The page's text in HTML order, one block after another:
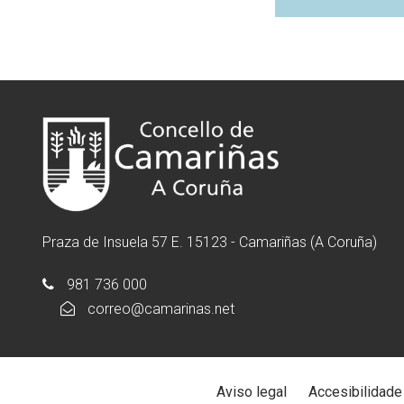
Praza de Insuela 57 E. 15123 - Camariñas (A Coruña)
981 736 000
correo@camarinas.net
Aviso legal Accesibilidade